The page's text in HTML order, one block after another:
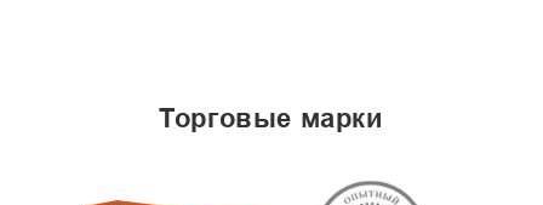
торговые марки